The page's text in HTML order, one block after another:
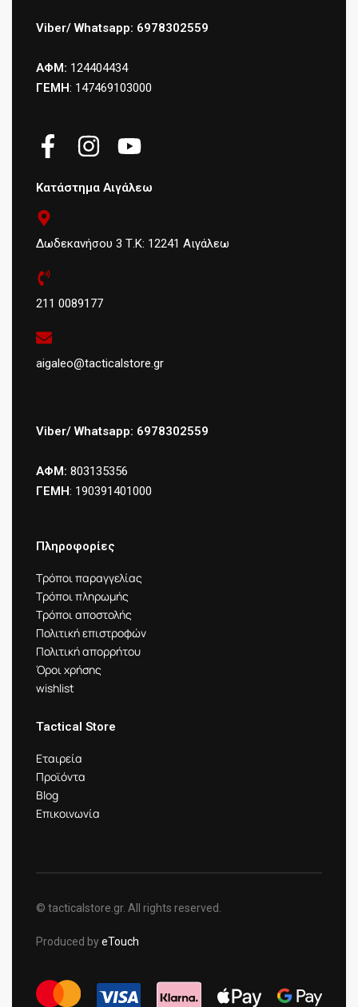
Viber/ Whatsapp: 6978302559
ΑΦΜ: 124404434
ΓΕΜΗ: 147469103000
Κατάστημα Αιγάλεω
Δωδεκανήσου 3 Τ.Κ: 12241 Αιγάλεω
211 0089177
aigaleo@tacticalstore.gr
Viber/ Whatsapp: 6978302559
ΑΦΜ: 803135356
ΓΕΜΗ: 190391401000
Πληροφορίες
Τρόποι παραγγελίας
Τρόποι πληρωμής
Τρόποι αποστολής
Πολιτική επιστροφών
Πολιτική απορρήτου
Όροι χρήσης
wishlist
Tactical Store
Εταιρεία
Προϊόντα
Blog
Επικοινωνία
© tacticalstore.gr. All rights reserved.
Produced byeTouch